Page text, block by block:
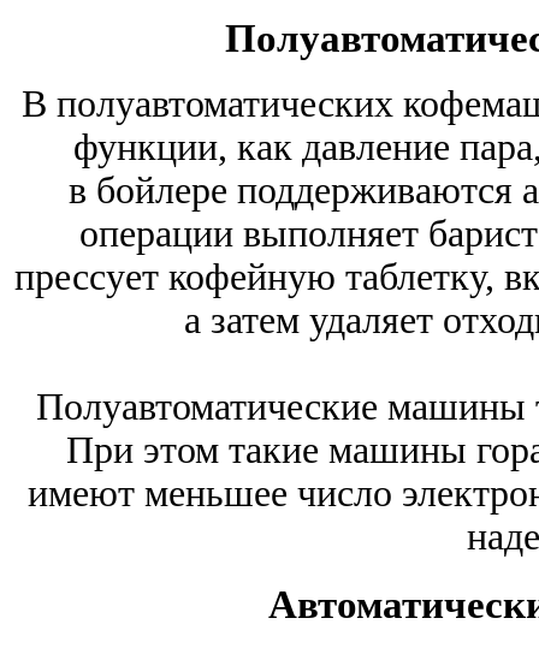
В полуавтоматических
функции, как давление
в бойлере поддерживаются
операции выполняет
прессует кофейную таблетку,
а затем удаляет
Полуавтоматические машины
При этом такие машины
имеют меньшее число